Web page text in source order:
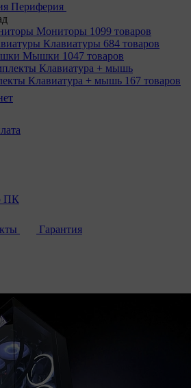
Периферия
Мониторы 1099 товаров
Клавиатуры 684 товаров
Мышки 1047 товаров
Клавиатура + мышь 167 товаров
ПК
Гарантия